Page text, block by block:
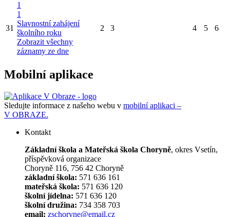
31
1
1
Slavnostní zahájení
školního roku
Zobrazit všechny
záznamy ze dne
2 3 4 5 6
Mobilní aplikace
Sledujte informace z našeho webu v mobilní aplikaci –
V OBRAZE.
Kontakt
Základní škola a Mateřská škola Choryně, okres Vsetín,
příspěvková organizace
Choryně 116, 756 42 Choryně
základní škola: 571 636 161
mateřská škola: 571 636 120
školní jídelna: 571 636 120
školní družina: 734 358 703
email: zschoryne@email.cz